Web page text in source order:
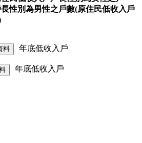
性別為男性之戶數(原住民低收入戶
料 年底低收入戶
年底低收入戶